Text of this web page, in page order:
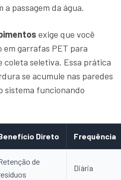
passagem da água.
exige que você
em garrafas PET para
coleta seletiva. Essa prática
se acumule nas paredes
sistema funcionando
Direto Frequência
de
Diária